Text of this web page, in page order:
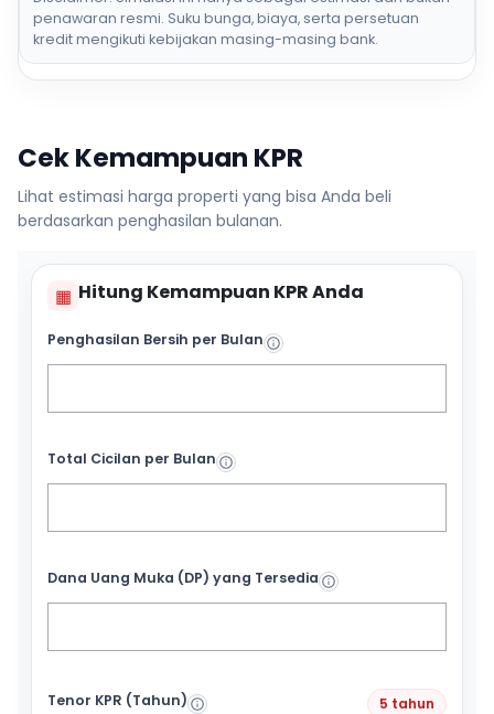
penawaran resmi. Suku bunga, biaya, serta persetuan
kredit mengikuti kebijakan masing-masing bank.
Cek Kemampuan KPR
Lihat estimasi harga properti yang bisa Anda beli
berdasarkan penghasilan bulanan.
▦ Hitung Kemampuan KPR Anda
Penghasilan Bersih per Bulan
Total Cicilan per Bulan
Dana Uang Muka (DP) yang Tersedia
Tenor KPR (Tahun) 5 tahun